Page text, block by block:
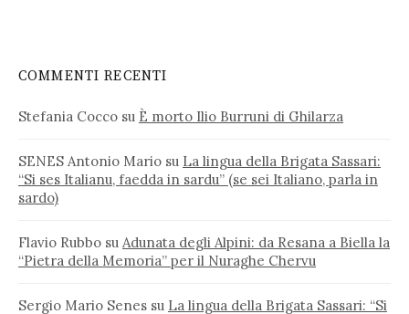
COMMENTI RECENTI
Stefania Cocco su È morto Ilio Burruni di Ghilarza
SENES Antonio Mario su La lingua della Brigata Sassari:
“Si ses Italianu, faedda in sardu” (se sei Italiano, parla in
sardo)
Flavio Rubbo su Adunata degli Alpini: da Resana a Biella la
“Pietra della Memoria” per il Nuraghe Chervu
Sergio Mario Senes su La lingua della Brigata Sassari: “Si